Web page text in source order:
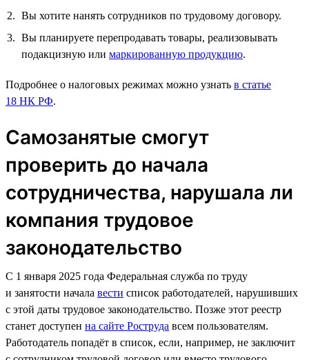
Вы хотите нанять сотрудников по трудовому договору.
Вы планируете перепродавать товары, реализовывать
подакцизную или маркированную продукцию.
Подробнее о налоговых режимах можно узнать в статье
18 НК РФ.
Самозанятые смогут
проверить до начала
сотрудничества, нарушала ли
компания трудовое
законодательство
С 1 января 2025 года Федеральная служба по труду
и занятости начала вести список работодателей, нарушивших
с этой даты трудовое законодательство. Позже этот реестр
станет доступен на сайте Роструда всем пользователям.
Работодатель попадёт в список, если, например, не заключит